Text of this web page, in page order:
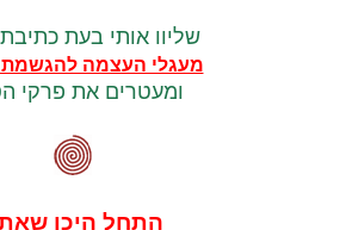
שליוו אותי בעת
מעגלי העצמה להגשמת
ומעטרים את פרקי
התחל היכן